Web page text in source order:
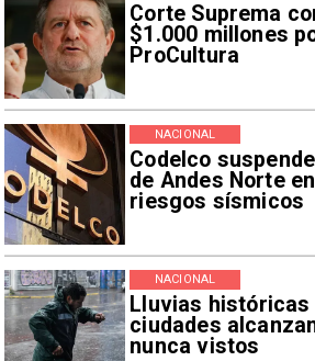
Corte Suprema
$1.000 millones
ProCultura
Codelco
de Andes Norte
riesgos sísmicos
NACIONAL
Lluvias históricas
ciudades
nunca vistos
NACIONAL